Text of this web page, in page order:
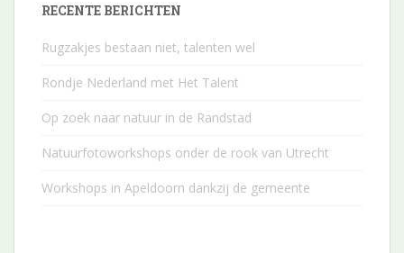
RECENTE BERICHTEN
Rugzakjes bestaan niet, talenten wel
Rondje Nederland met Het Talent
Op zoek naar natuur in de Randstad
Natuurfotoworkshops onder de rook van Utrecht
Workshops in Apeldoorn dankzij de gemeente